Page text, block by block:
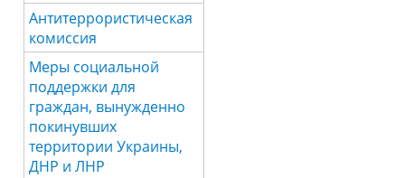
Антитеррористическая
комиссия
Меры социальной
поддержки для
граждан, вынужденно
покинувших
территории Украины,
ДНР и ЛНР